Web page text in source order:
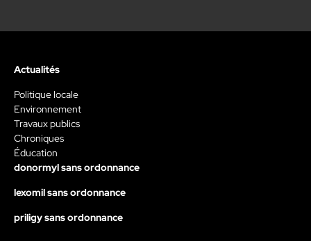
Actualités
Politique locale
Environnement
Travaux publics
Chroniques
Éducation
donormyl sans ordonnance
lexomil sans ordonnance
priligy sans ordonnance